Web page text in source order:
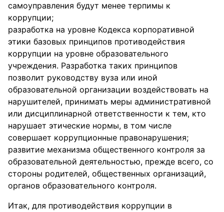
самоуправления будут менее терпимы к
коррупции;
разработка на уровне Кодекса корпоративной
этики базовых принципов противодействия
коррупции на уровне образовательного
учреждения. Разработка таких принципов
позволит руководству вуза или иной
образовательной организации воздействовать на
нарушителей, принимать меры административной
или дисциплинарной ответственности к тем, кто
нарушает этические нормы, в том числе
совершает коррупционные правонарушения;
развитие механизма общественного контроля за
образовательной деятельностью, прежде всего, со
стороны родителей, общественных организаций,
органов образовательного контроля.
Итак, для противодействия коррупции в